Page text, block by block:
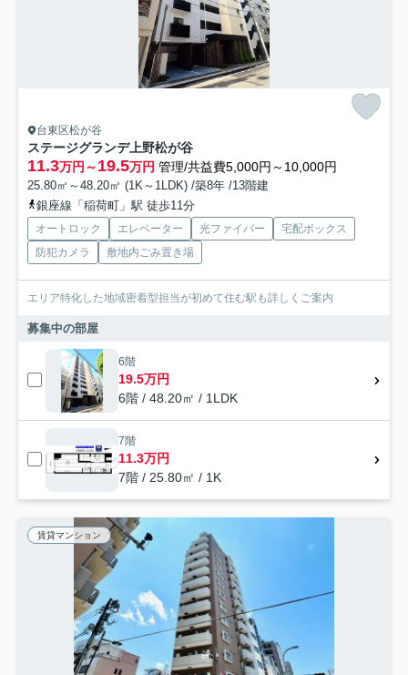
台東区松が谷
ステージグランデ上野松が谷
11.3万円～19.5万円 管理/共益費5,000円～10,000円
25.80㎡～48.20㎡ (1K～1LDK) /築8年 /13階建
銀座線「稲荷町」駅 徒歩11分
オートロック エレベーター 光ファイバー
宅配ボックス
防犯カメラ
敷地内ごみ置き場
エリア特化した地域密着型担当が初めて住む駅も詳しくご案内
募集中の部屋
6階
19.5万円
6階 / 48.20㎡ / 1LDK
7階
11.3万円
7階 / 25.80㎡ / 1K
賃貸マンション